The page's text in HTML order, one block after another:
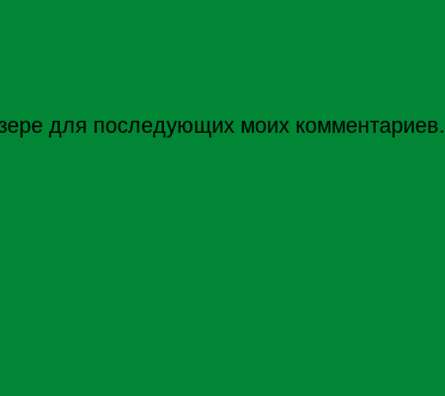
для последующих моих комментариев.